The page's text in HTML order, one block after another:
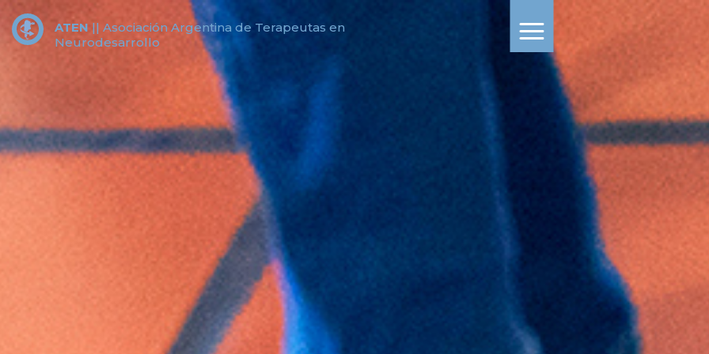
ATEN || Asociación Argentina de Terapeutas en
Neurodesarrollo